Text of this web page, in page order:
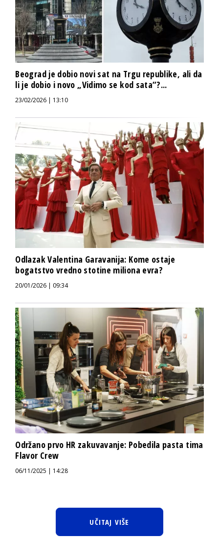
Beograd je dobio novi sat na Trgu republike, ali da
li je dobio i novo „Vidimo se kod sata“?...
23/02/2026 | 13:10
Odlazak Valentina Garavanija: Kome ostaje
bogatstvo vredno stotine miliona evra?
20/01/2026 | 09:34
Održano prvo HR zakuvavanje: Pobedila pasta tima
Flavor Crew
06/11/2025 | 14:28
UČITAJ VIŠE